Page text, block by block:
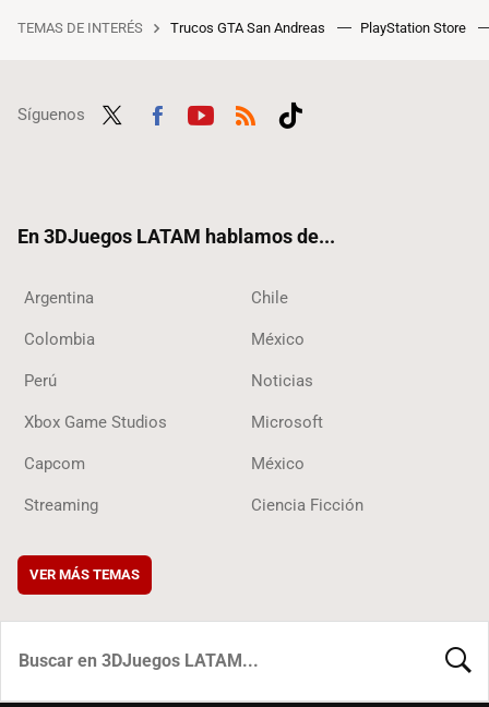
TEMAS DE INTERÉS Trucos GTA San Andreas PlayStation Store
Síguenos
En 3DJuegos LATAM hablamos de...
Argentina Chile
Colombia México
Perú Noticias
Xbox Game Studios Microsoft
Capcom México
Streaming Ciencia Ficción
VER MÁS TEMAS